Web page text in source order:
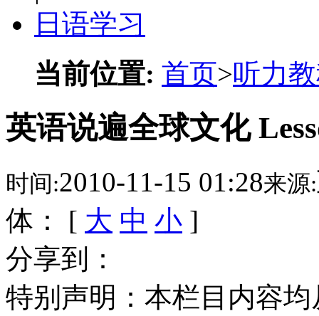
日语学习
当前位置: 首页>听力
英语说遍全球文化
时间:2010-11-15 01:28来源:
体： [ 大 中 小 ]
分享到：
特别声明：本栏目内容